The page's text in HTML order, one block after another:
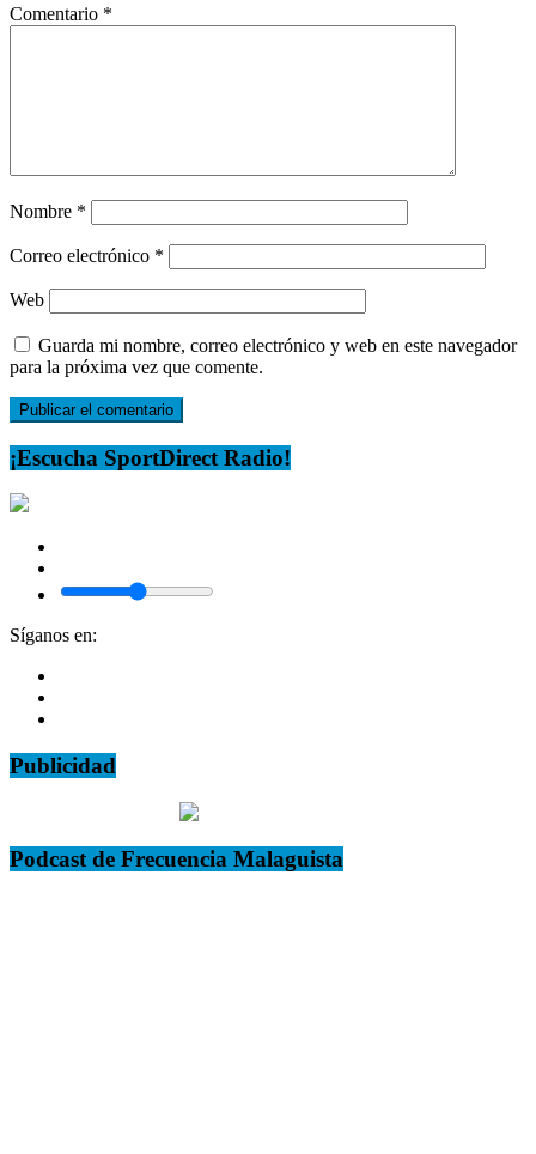
Comentario *
Nombre *
Correo electrónico *
Web
Guarda mi nombre, correo electrónico y web en este navegador
para la próxima vez que comente.
¡Escucha SportDirect Radio!
Síganos en:
Publicidad
Podcast de Frecuencia Malaguista